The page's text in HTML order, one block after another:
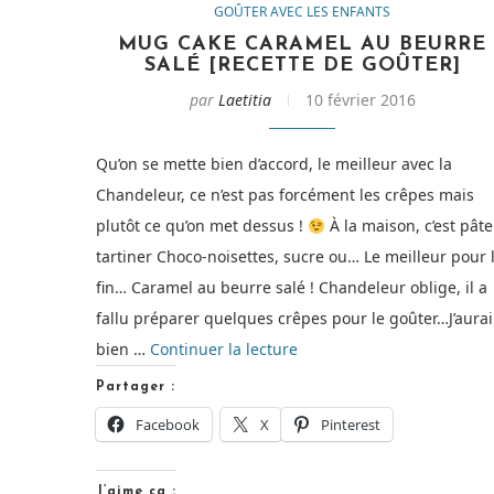
GOÛTER AVEC LES ENFANTS
MUG CAKE CARAMEL AU BEURRE
SALÉ [RECETTE DE GOÛTER]
par Laetitia 10 février 2016
Qu’on se mette bien d’accord, le meilleur avec la
Chandeleur, ce n’est pas forcément les crêpes mais
plutôt ce qu’on met dessus !
À la maison, c’est
tartiner Choco-noisettes, sucre ou… Le meilleur pour
fin… Caramel au beurre salé ! Chandeleur oblige, il a
fallu préparer quelques crêpes pour le goûter…J’aurai
bien … Continuer la lecturede
Cake
caramel
Partager :
Facebook X Pinterest